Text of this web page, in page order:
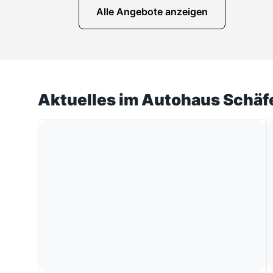
Alle Angebote anzeigen
Aktuelles im Autohaus